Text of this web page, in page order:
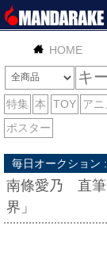
HOME
毎日オークション
南條愛乃 直筆
界」